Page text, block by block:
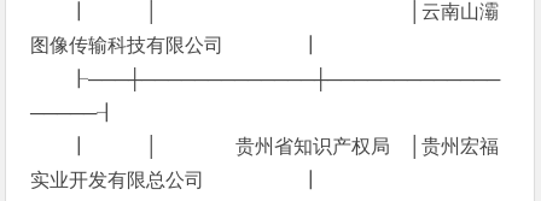
┃ │ │云南山灞
图像传输科技有限公司 ┃
┠───┼─────────────┼─────────────
─────┨
┃ │ 贵州省知识产权局 │贵州宏福
实业开发有限总公司 ┃